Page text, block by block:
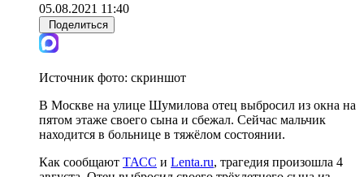
05.08.2021 11:40
Поделиться
Источник фото: скриншот
В Москве на улице Шумилова отец выбросил из окна на
пятом этаже своего сына и сбежал. Сейчас мальчик
находится в больнице в тяжёлом состоянии.
Как сообщают ТАСС и Lenta.ru, трагедия произошла 4